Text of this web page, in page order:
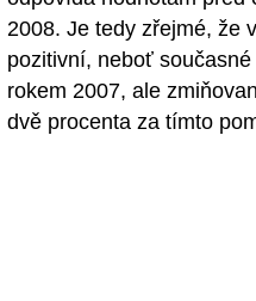
2008. Je tedy zřejmé, že
pozitivní, neboť
rokem 2007, ale
dvě procenta za tímto